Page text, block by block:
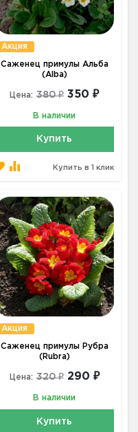
Акция
Саженец примулы Альба
(Alba)
Цена: 380 ₽ 350 ₽
В наличии
Купить
Купить в 1 клик
Акция
Саженец примулы Рубра
(Rubra)
Цена: 320 ₽ 290 ₽
В наличии
Купить